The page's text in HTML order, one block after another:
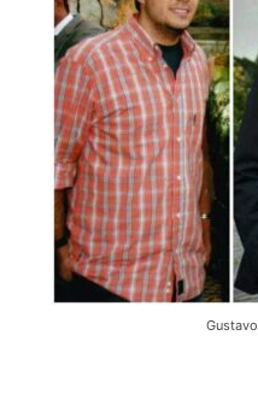
Gustavo